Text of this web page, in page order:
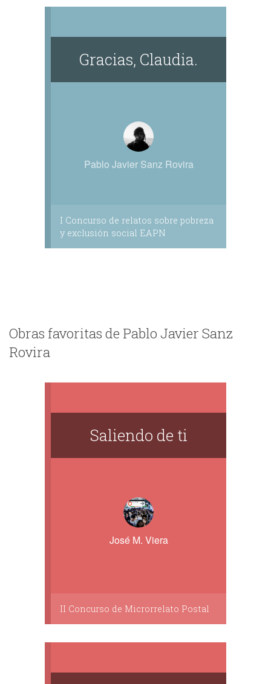
Gracias, Claudia.
Pablo Javier Sanz Rovira
I Concurso de relatos sobre pobreza
y exclusión social EAPN
Obras favoritas de Pablo Javier Sanz
Rovira
Saliendo de ti
José M. Viera
II Concurso de Microrrelato Postal